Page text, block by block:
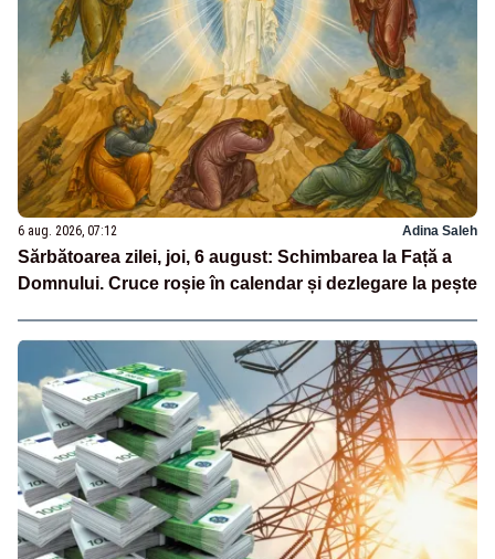
6 aug. 2026, 07:12 Adina Saleh
Sărbătoarea zilei, joi, 6 august: Schimbarea la Față a
Domnului. Cruce roșie în calendar și dezlegare la pește